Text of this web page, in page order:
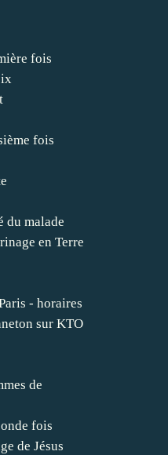
fois
fois
du malade
en Terre
- horaires
sur KTO
de
fois
de Jésus